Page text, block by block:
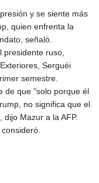
y se siente más
quien enfrenta la
señaló.
presidente ruso,
Serguéi
semestre.
de que "solo porque él
no significa que el
Mazur a la AFP.